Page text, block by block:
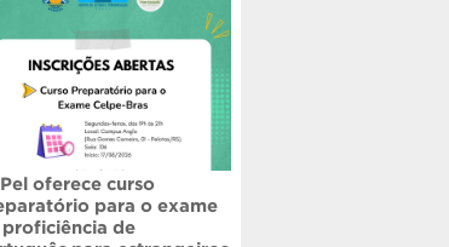
oferece curso
para o exame
de